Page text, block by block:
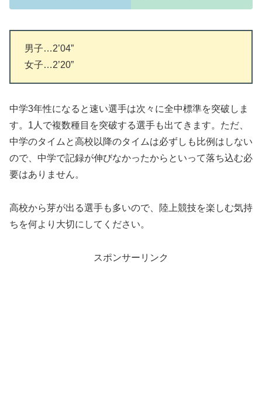
男子…2’04”
女子…2’20”
中学3年性になると速い選手は次々に全中標準を突破しま
す。1人で複数種目を突破する選手も出てきます。ただ、
中学のタイムと高校以降のタイムは必ずしも比例はしない
ので、中学で記録が伸びなかったからといって落ち込む必
要はありません。
高校から芽が出る選手も多いので、陸上競技を楽しむ気持
ちを何より大切にしてください。
スポンサーリンク